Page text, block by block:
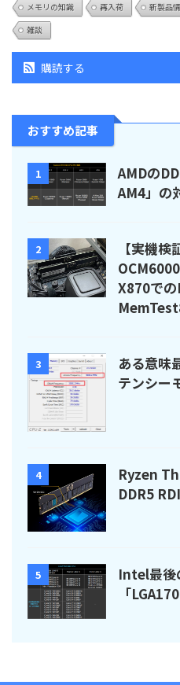
メモリの知識
再入荷 新製品
雑談
購読する
おすすめ記事
1
AMDの
AM4」の
2
【実機
X870で
3
ある意味
テンシー
4
Ryzen
DDR5
5
Intel最後
「